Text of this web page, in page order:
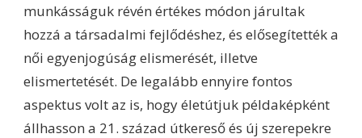
munkásságuk révén értékes módon járultak
hozzá a társadalmi fejlődéshez, és elősegítették a
női egyenjogúság elismerését, illetve
elismertetését. De legalább ennyire fontos
aspektus volt az is, hogy életútjuk példaképként
állhasson a 21. század útkereső és új szerepekre